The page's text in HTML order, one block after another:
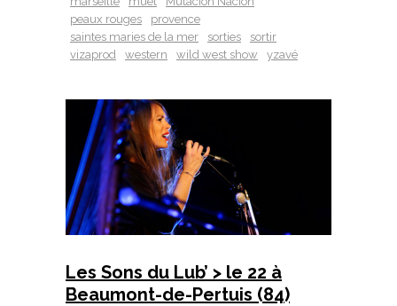
peaux rouges
provence
saintes maries de la mer
sorties
sortir
vizaprod
western wild west show yzavé
Les Sons du Lub’ > le 22 à
Beaumont-de-Pertuis (84)